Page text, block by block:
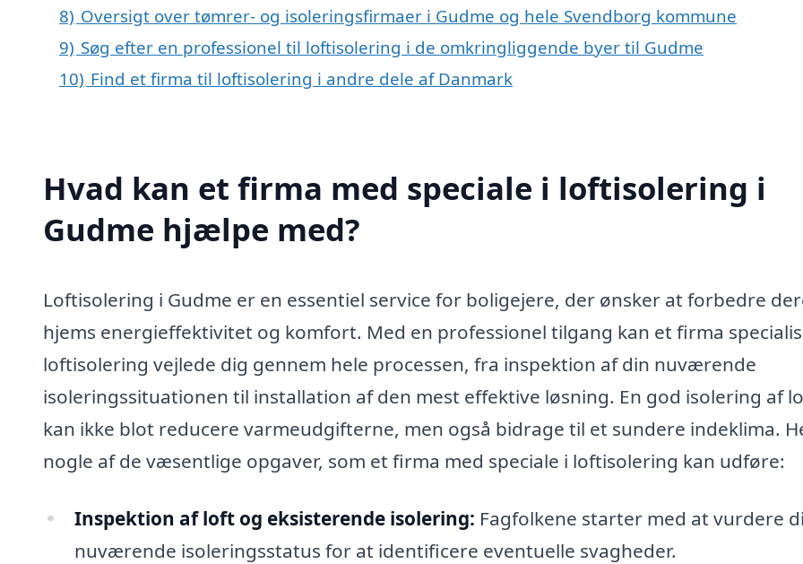
8) Oversigt over tømrer- og isoleringsfirmaer i Gudme og hele Svendborg kommune
9) Søg efter en professionel til loftisolering i de omkringliggende byer til Gudme
10) Find et firma til loftisolering i andre dele af Danmark
Hvad kan et firma med speciale i loftisolering i
Gudme hjælpe med?
Loftisolering i Gudme er en essentiel service for boligejere, der ønsker at forbedre
hjems energieffektivitet og komfort. Med en professionel tilgang kan et firma
loftisolering vejlede dig gennem hele processen, fra inspektion af din nuværende
isoleringssituationen til installation af den mest effektive løsning. En god isolering af
kan ikke blot reducere varmeudgifterne, men også bidrage til et sundere indeklima.
nogle af de væsentlige opgaver, som et firma med speciale i loftisolering kan udføre:
Inspektion af loft og eksisterende isolering: Fagfolkene starter med at vurdere
nuværende isoleringsstatus for at identificere eventuelle svagheder.